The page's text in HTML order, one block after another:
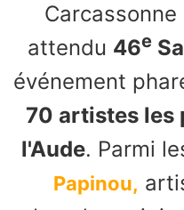
attendu 46e
événement
70 artistes les
l'Aude. Parmi
Papinou,